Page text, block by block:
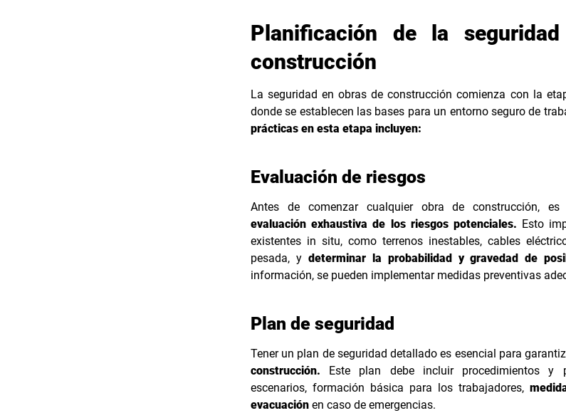
Planificación de la
construcción
La seguridad en obras de construcción comienza con la
donde se establecen las bases para un entorno seguro de
prácticas en esta etapa incluyen:
Evaluación de riesgos
Antes de comenzar cualquier obra de construcción,
evaluación exhaustiva de los riesgos potenciales. Esto
existentes in situ, como terrenos inestables, cables
pesada, y determinar la probabilidad y gravedad de
información, se pueden implementar medidas preventivas
Plan de seguridad
Tener un plan de seguridad detallado es esencial para
construcción. Este plan debe incluir procedimientos y
escenarios, formación básica para los trabajadores,
evacuación en caso de emergencias.